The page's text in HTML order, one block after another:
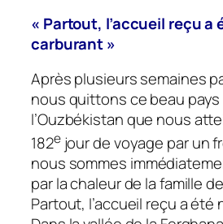
« Partout, l’accueil reçu a
carburant »
Après plusieurs semaines
nous quittons ce beau
l’Ouzbékistan que nous
182ejour de voyage par un
nous sommes
par la chaleur de la famille
Partout, l’accueil reçu a été